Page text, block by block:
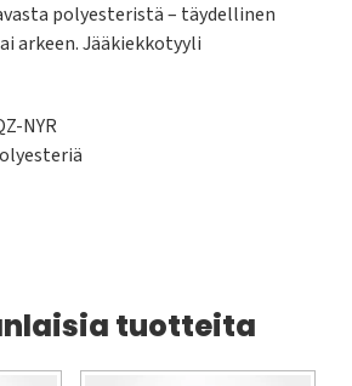
polyesteristä – täydellinen
arkeen. Jääkiekko­tyyli
NYR
tuotteita